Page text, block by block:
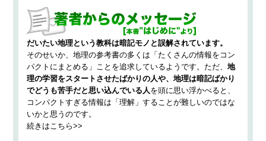
だいたい地理という教科は暗記モノと誤解されています。
そのせいか、地理の参考書の多くは「たくさんの情報をコン
パクトにまとめる」ことを追求しているようです。ただ、 地
理の学習をスタートさせたばかりの人や、地理は暗記ばかり
でどうも苦手だと思い込んでいる人 を頭に思い浮かべると、
コンパクトすぎる情報は「理解」することが難しいのではな
いかと思うのです。
続きはこちら>>